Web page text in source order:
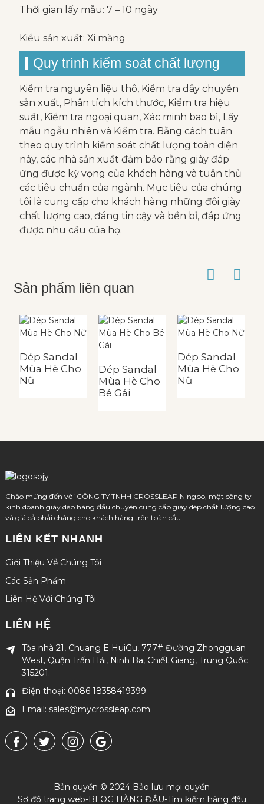
Thời gian lấy mẫu: 7 – 10 ngày
Kiểu sản xuất: Xi măng
Quy trình kiểm soát chất lượng
Kiểm tra nguyên liệu thô, Kiểm tra dây chuyền
sản xuất, Phân tích kích thước, Kiểm tra hiệu
suất, Kiểm tra ngoại quan, Xác minh bao bì, Lấy
mẫu ngẫu nhiên và Kiểm tra. Bằng cách tuân
theo quy trình kiểm soát chất lượng toàn diện
này, các nhà sản xuất đảm bảo rằng giày đáp
ứng được kỳ vọng của khách hàng và tuân thủ
các tiêu chuẩn của ngành. Mục tiêu của chúng
tôi là cung cấp cho khách hàng những đôi giày
chất lượng cao, đáng tin cậy và bền bỉ, đáp ứng
được nhu cầu của họ.
Sản phẩm liên quan
Dép Sandal
Mùa Hè Cho
Nữ
Dép Sandal
Mùa Hè Cho
Bé Gái
Dép Sandal
Mùa Hè Cho
Nữ
Chào mừng đến với CÔNG TY TNHH CROSSLEAP Ningbo, một công ty
kinh doanh giày dép hàng đầu chuyên cung cấp giày dép chất lượng cao
và giá cả phải chăng cho khách hàng trên toàn cầu.
LIÊN KẾT NHANH
Giới Thiệu Về Chúng Tôi
Các Sản Phẩm
Liên Hệ Với Chúng Tôi
LIÊN HỆ
Tòa nhà 21, Chuang E HuiGu, 777# Đường Zhongguan
West, Quận Trấn Hải, Ninh Ba, Chiết Giang, Trung Quốc
315201.
Điện thoại: 0086 18358419399
Email: sales@mycrossleap.com
Bản quyền © 2024 Bảo lưu mọi quyền
Sơ đồ trang web-BLOG HÀNG ĐẦU-Tìm kiếm hàng đầu